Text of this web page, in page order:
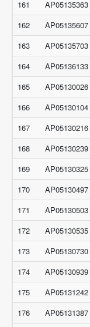
161
AP05135363
162
AP05135607
163
AP05135703
164
AP05136133
165
AP05130026
166
AP05130104
167
AP05130216
168
AP05130239
169
AP05130325
170
AP05130497
171
AP05130503
172
AP05130535
173
AP05130730
174
AP05130939
175
AP05131242
176
AP05131387